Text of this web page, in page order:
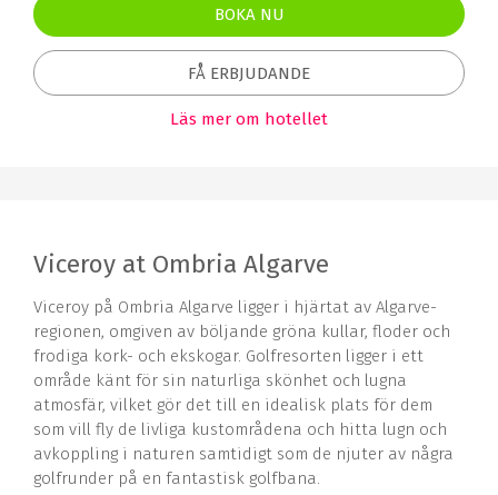
BOKA NU
FÅ ERBJUDANDE
Läs mer om hotellet
Viceroy at Ombria Algarve
Viceroy på Ombria Algarve ligger i hjärtat av Algarve-
regionen, omgiven av böljande gröna kullar, floder och
frodiga kork- och ekskogar. Golfresorten ligger i ett
område känt för sin naturliga skönhet och lugna
atmosfär, vilket gör det till en idealisk plats för dem
som vill fly de livliga kustområdena och hitta lugn och
avkoppling i naturen samtidigt som de njuter av några
golfrunder på en fantastisk golfbana.